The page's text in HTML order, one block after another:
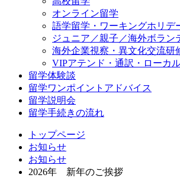
オンライン留学
語学留学・ワーキングホリデ
ジュニア／親子／海外ボラン
海外企業視察・異文化交流研
VIPアテンド・通訳・ローカ
留学体験談
留学ワンポイントアドバイス
留学説明会
留学手続きの流れ
トップページ
お知らせ
お知らせ
2026年 新年のご挨拶